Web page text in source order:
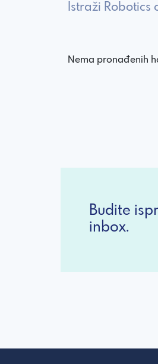
Istraži Robotics
Nema pronađenih
Budite
inbox.